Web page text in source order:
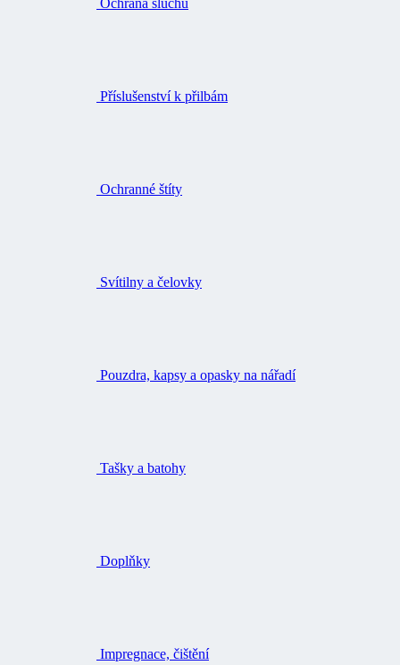
Ochrana sluchu
Příslušenství k přilbám
Ochranné štíty
Svítilny a čelovky
Pouzdra, kapsy a opasky na nářadí
Tašky a batohy
Doplňky
Impregnace, čištění